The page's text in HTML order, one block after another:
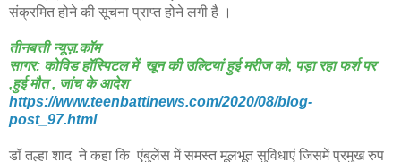
संक्रमित होने की सूचना प्राप्त होने लगी है ।
तीनबत्ती न्यूज़.कॉम
सागर: कोविड हॉस्पिटल में खून की उल्टियां हुई मरीज को, पड़ा रहा फर्श पर
,हुई मौत , जांच के आदेश
https://www.teenbattinews.com/2020/08/blog-
post_97.html
डॉ तल्हा शाद ने कहा कि एंबुलेंस में समस्त मूलभूत सुविधाएं जिसमें प्रमुख रुप